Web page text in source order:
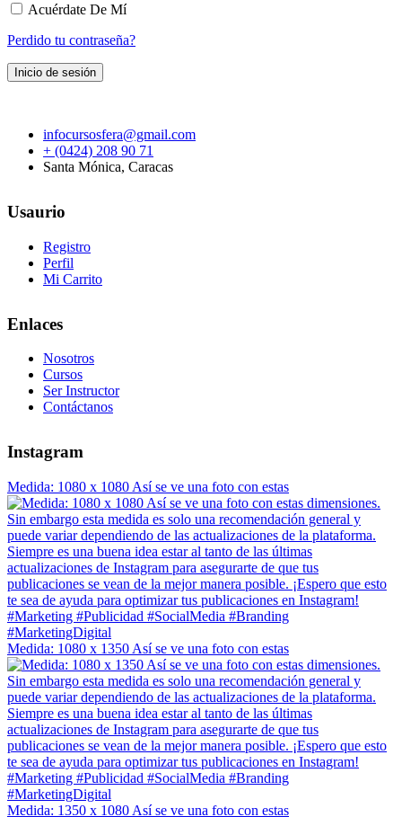
Acuérdate De Mí
Perdido tu contraseña?
infocursosfera@gmail.com
+ (0424) 208 90 71
Santa Mónica, Caracas
Usaurio
Registro
Perfil
Mi Carrito
Enlaces
Nosotros
Cursos
Ser Instructor
Contáctanos
Instagram
Medida: 1080 x 1080 Así se ve una foto con estas
Medida: 1080 x 1350 Así se ve una foto con estas
Medida: 1350 x 1080 Así se ve una foto con estas